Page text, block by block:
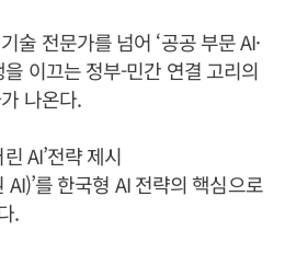
술 전문가를 넘어 ‘공공 부문 AI·
이끄는 정부-민간 연결 고리의
나온다.
AI’전략 제시
AI)’를 한국형 AI 전략의 핵심으로
.